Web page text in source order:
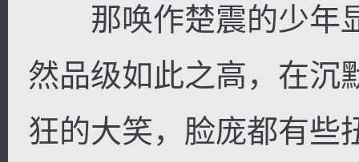
那唤作楚震的少年
然品级如此之高，在沉
狂的大笑，脸庞都有些